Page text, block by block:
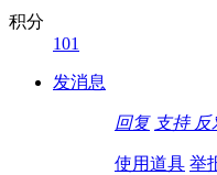
积分
101
发消息
回复 支持 反
使用道具 举